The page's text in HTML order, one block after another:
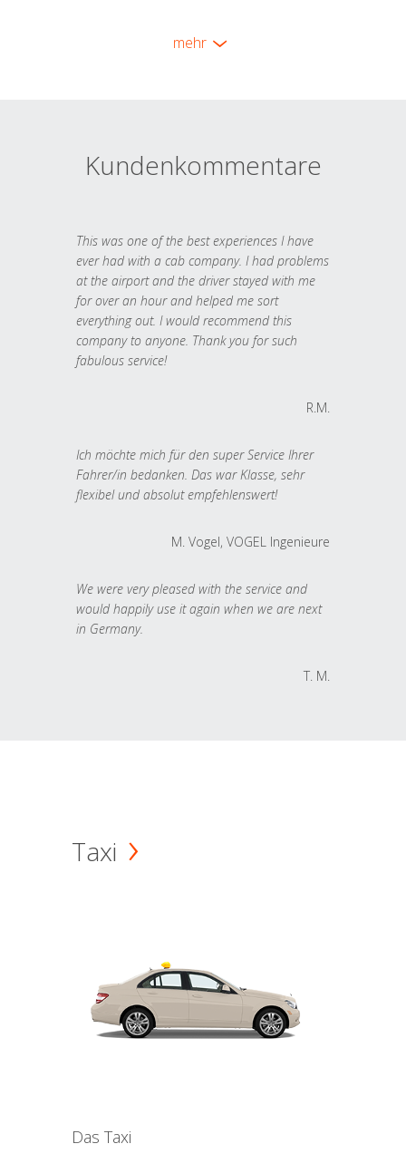
mehr
Kundenkommentare
This was one of the best experiences I have
ever had with a cab company. I had problems
at the airport and the driver stayed with me
for over an hour and helped me sort
everything out. I would recommend this
company to anyone. Thank you for such
fabulous service!
R.M.
Ich möchte mich für den super Service Ihrer
Fahrer/in bedanken. Das war Klasse, sehr
flexibel und absolut empfehlenswert!
M. Vogel, VOGEL Ingenieure
We were very pleased with the service and
would happily use it again when we are next
in Germany.
T. M.
Taxi
Das Taxi